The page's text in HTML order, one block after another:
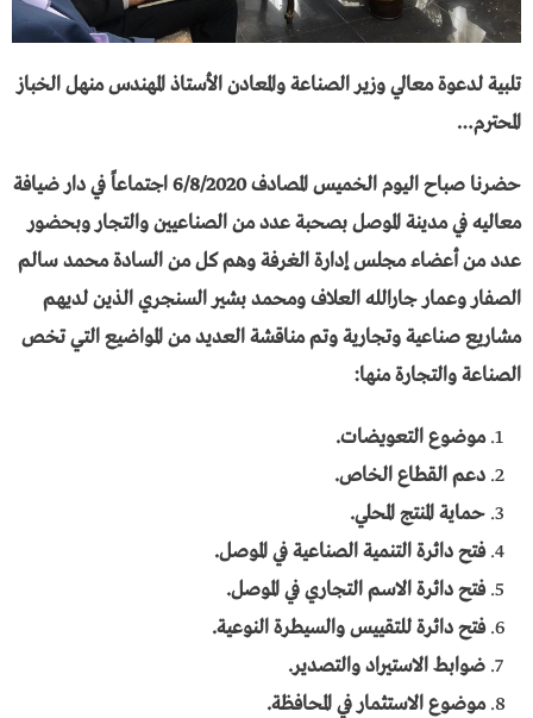
تلبية لدعوة معالي وزير الصناعة والمعادن الأستاذ المهندس منهل الخباز
المحترم…
حضرنا صباح اليوم الخميس المصادف 6/8/2020 اجتماعاً في دار ضيافة
معاليه في مدينة الموصل بصحبة عدد من الصناعيين والتجار وبحضور
عدد من أعضاء مجلس إدارة الغرفة وهم كل من السادة محمد سالم
الصفار وعمار جارالله العلاف ومحمد بشير السنجري الذين لديهم
مشاريع صناعية وتجارية وتم مناقشة العديد من المواضيع التي تخص
الصناعة والتجارة منها:
موضوع التعويضات.
دعم القطاع الخاص.
حماية المنتج المحلي.
فتح دائرة التنمية الصناعية في الموصل.
فتح دائرة الاسم التجاري في الموصل.
فتح دائرة للتقييس والسيطرة النوعية.
ضوابط الاستيراد والتصدير.
موضوع الاستثمار في المحافظة.